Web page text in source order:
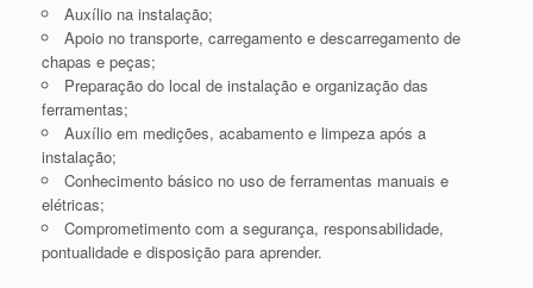
Auxílio na instalação;
Apoio no transporte, carregamento e descarregamento de
chapas e peças;
Preparação do local de instalação e organização das
ferramentas;
Auxílio em medições, acabamento e limpeza após a
instalação;
Conhecimento básico no uso de ferramentas manuais e
elétricas;
Comprometimento com a segurança, responsabilidade,
pontualidade e disposição para aprender.